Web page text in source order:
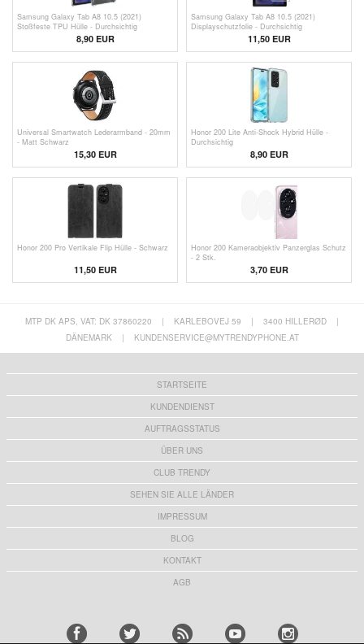
Samsung Galaxy Tab A8 10.5 (2021)
Stoßfeste TPU Hülle - Durchsichtig
8,90 EUR
Samsung Galaxy Tab A8 10.5 (2021)
Displayschutzfolie - Durchsichtig
11,50 EUR
Universal Smartwatch Lederarmband - 20mm
- Matt Schwarz
15,30 EUR
Honor 200 Lite Anti-Shock Hybrid Hülle -
Durchsichtig
8,90 EUR
Honor 200 Pro Vertikale Flip Hülle - Schwarz
11,50 EUR
Honor 200 Kameraobjektiv Panzerglas Schutz
- 2 Stk.
3,70EUR
MTP DK APS, VAT: DK 37860220 | KARLEBOVEJ 59 | 3400 HILLERØD
|
DÄNEMARK
| KUNDENSERVICE@MYTRENDYPHONE.AT
STARTSEITE
KUNDENDIENST
AUFTRAGSSTATUS
ÜBER UNS
CLUB TRENDY
SEHEN SIE ALLE LÄNDER
IMPRESSUM
BLOG
KONTAKT
AGB